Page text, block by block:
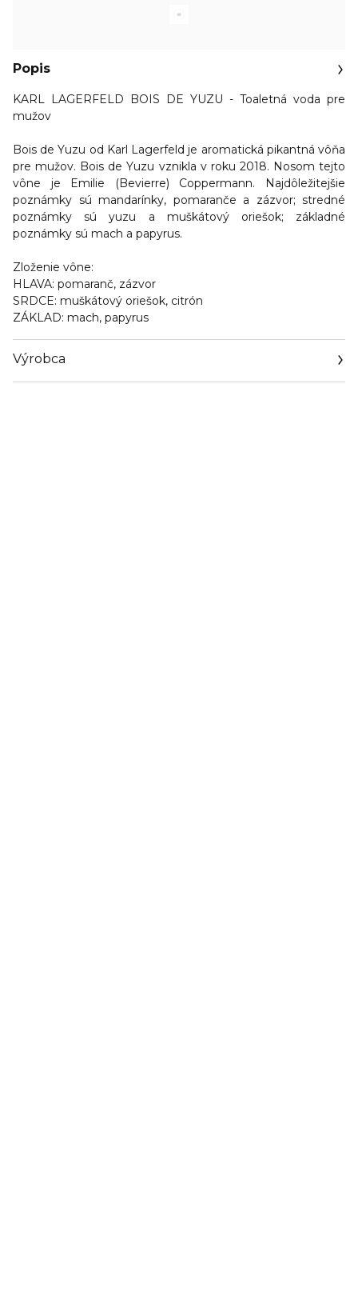
Popis
KARL LAGERFELD BOIS DE YUZU - Toaletná voda pre
mužov
Bois de Yuzu od Karl Lagerfeld je aromatická pikantná vôňa
pre mužov. Bois de Yuzu vznikla v roku 2018. Nosom tejto
vône je Emilie (Bevierre) Coppermann. Najdôležitejšie
poznámky sú mandarínky, pomaranče a zázvor; stredné
poznámky sú yuzu a muškátový oriešok; základné
poznámky sú mach a papyrus.
Zloženie vône:
HLAVA: pomaranč, zázvor
SRDCE: muškátový oriešok, citrón
ZÁKLAD: mach, papyrus
Výrobca